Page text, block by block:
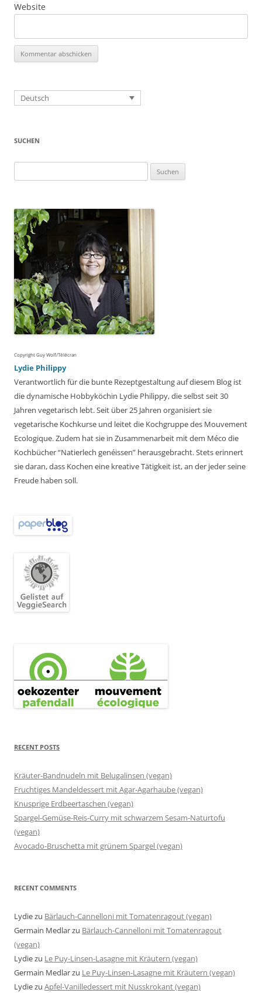
Website
Deutsch
SUCHEN
nach:
Copyright Guy Wolf/Télécran
Lydie Philippy
Verantwortlich für die bunte Rezeptgestaltung auf diesem Blog ist
die dynamische Hobbyköchin Lydie Philippy, die selbst seit 30
Jahren vegetarisch lebt. Seit über 25 Jahren organisiert sie
vegetarische Kochkurse und leitet die Kochgruppe des Mouvement
Ecologique. Zudem hat sie in Zusammenarbeit mit dem Méco die
Kochbücher “Natierlech genéissen” herausgebracht. Stets erinnert
sie daran, dass Kochen eine kreative Tätigkeit ist, an der jeder seine
Freude haben soll.
RECENT POSTS
Kräuter-Bandnudeln mit Belugalinsen (vegan)
Fruchtiges Mandeldessert mit Agar-Agarhaube (vegan)
Knusprige Erdbeertaschen (vegan)
Spargel-Gemüse-Reis-Curry mit schwarzem Sesam-Naturtofu
(vegan)
Avocado-Bruschetta mit grünem Spargel (vegan)
RECENT COMMENTS
Lydiezu Bärlauch-Cannelloni mit Tomatenragout (vegan)
Germain Medlarzu Bärlauch-Cannelloni mit Tomatenragout
(vegan)
Lydiezu Le Puy-Linsen-Lasagne mit Kräutern (vegan)
Germain Medlarzu Le Puy-Linsen-Lasagne mit Kräutern (vegan)
Lydiezu Apfel-Vanilledessert mit Nusskrokant (vegan)